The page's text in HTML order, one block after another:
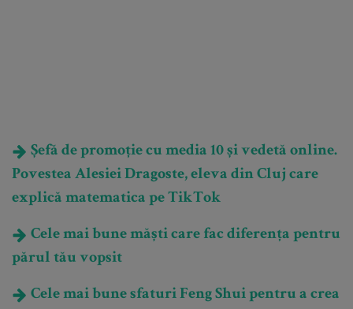
Șefă de promoție cu media 10 și vedetă online.
Povestea Alesiei Dragoste, eleva din Cluj care
explică matematica pe TikTok
Cele mai bune măști care fac diferența pentru
părul tău vopsit
Cele mai bune sfaturi Feng Shui pentru a crea